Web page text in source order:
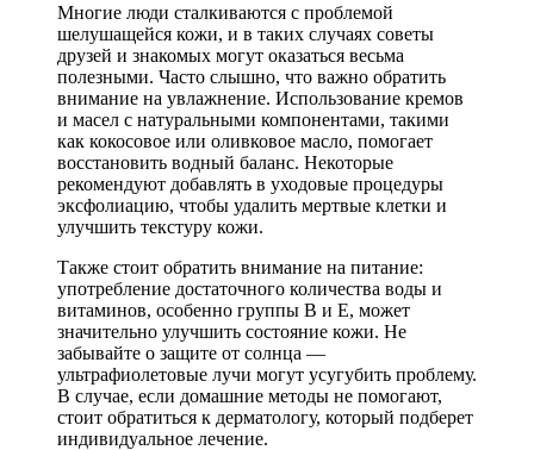
Многие люди сталкиваются с проблемой
шелушащейся кожи, и в таких случаях советы
друзей и знакомых могут оказаться весьма
полезными. Часто слышно, что важно обратить
внимание на увлажнение. Использование кремов
и масел с натуральными компонентами, такими
как кокосовое или оливковое масло, помогает
восстановить водный баланс. Некоторые
рекомендуют добавлять в уходовые процедуры
эксфолиацию, чтобы удалить мертвые клетки и
улучшить текстуру кожи.
Также стоит обратить внимание на питание:
употребление достаточного количества воды и
витаминов, особенно группы B и E, может
значительно улучшить состояние кожи. Не
забывайте о защите от солнца —
ультрафиолетовые лучи могут усугубить проблему.
В случае, если домашние методы не помогают,
стоит обратиться к дерматологу, который подберет
индивидуальное лечение.